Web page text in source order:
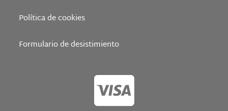
Política de cookies
Formulario de desistimiento